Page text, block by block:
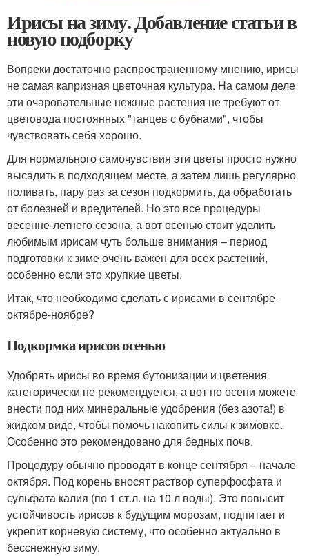
Ирисы на зиму. Добавление статьи в
новую подборку
Вопреки достаточно распространенному мнению, ирисы
не самая капризная цветочная культура. На самом деле
эти очаровательные нежные растения не требуют от
цветовода постоянных "танцев с бубнами", чтобы
чувствовать себя хорошо.
Для нормального самочувствия эти цветы просто нужно
высадить в подходящем месте, а затем лишь регулярно
поливать, пару раз за сезон подкормить, да обработать
от болезней и вредителей. Но это все процедуры
весенне-летнего сезона, а вот осенью стоит уделить
любимым ирисам чуть больше внимания – период
подготовки к зиме очень важен для всех растений,
особенно если это хрупкие цветы.
Итак, что необходимо сделать с ирисами в сентябре-
октябре-ноябре?
Подкормка ирисов осенью
Удобрять ирисы во время бутонизации и цветения
категорически не рекомендуется, а вот по осени можете
внести под них минеральные удобрения (без азота!) в
жидком виде, чтобы помочь накопить силы к зимовке.
Особенно это рекомендовано для бедных почв.
Процедуру обычно проводят в конце сентября – начале
октября. Под корень вносят раствор суперфосфата и
сульфата калия (по 1 ст.л. на 10 л воды). Это повысит
устойчивость ирисов к будущим морозам, подпитает и
укрепит корневую систему, что особенно актуально в
бесснежную зиму.